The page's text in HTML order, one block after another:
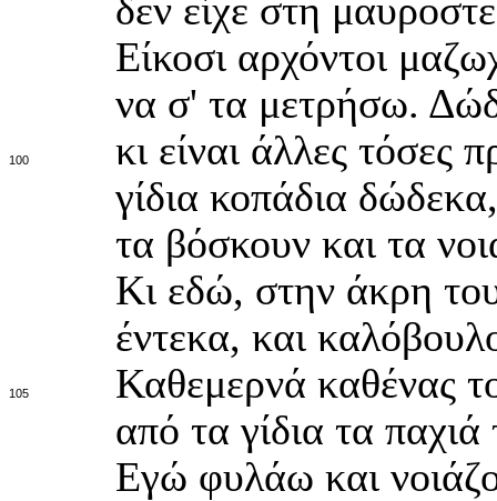
δεν είχε στη
Είκοσι αρχόντοι
να σ' τα μετρήσω.
100
κι είναι άλλες τόσες
γίδια κοπάδια
τα βόσκουν και τα
Κι εδώ, στην άκρη
έντεκα, και
105
Καθεμερνά καθένας
από τα γίδια τα
Εγώ φυλάω και